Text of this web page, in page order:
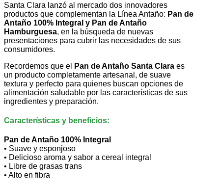
Santa Clara lanzó al mercado dos innovadores
productos que complementan la Línea Antaño: Pan de
Antaño 100% Integral y Pan de Antaño
Hamburguesa, en la búsqueda de nuevas
presentaciones para cubrir las necesidades de sus
consumidores.
Recordemos que el
Pan de Antaño Santa Clara es
un producto completamente artesanal, de suave
textura y perfecto para quienes buscan opciones de
alimentación saludable por las características de sus
ingredientes y preparación.
Características y beneficios:
Pan de Antaño 100% Integral
• Suave y esponjoso
• Delicioso aroma y sabor a cereal integral
• Libre de grasas trans
• Alto en fibra